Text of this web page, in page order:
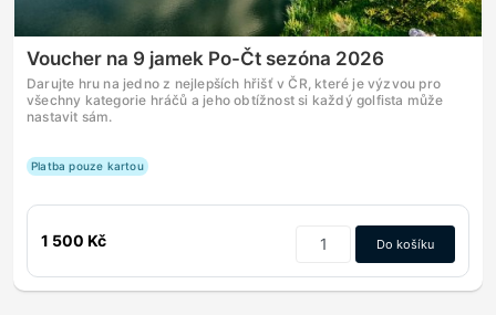
Voucher na 9 jamek Po-Čt sezóna 2026
Darujte hru na jedno z nejlepších hřišť v ČR, které je výzvou pro
všechny kategorie hráčů a jeho obtížnost si každý golfista může
nastavit sám.
Platba pouze kartou
1 500 Kč Do košíku